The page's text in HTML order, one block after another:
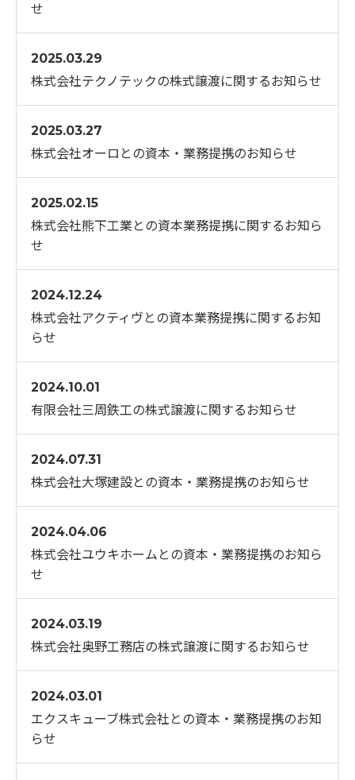
せ
2025.03.29
株式会社テクノテックの株式譲渡に関するお知らせ
2025.03.27
株式会社オーロとの資本・業務提携のお知らせ
2025.02.15
株式会社熊下工業との資本業務提携に関するお知ら
せ
2024.12.24
株式会社アクティヴとの資本業務提携に関するお知
らせ
2024.10.01
有限会社三周鉄工の株式譲渡に関するお知らせ
2024.07.31
株式会社大塚建設との資本・業務提携のお知らせ
2024.04.06
株式会社ユウキホームとの資本・業務提携のお知ら
せ
2024.03.19
株式会社奥野工務店の株式譲渡に関するお知らせ
2024.03.01
エクスキューブ株式会社との資本・業務提携のお知
らせ